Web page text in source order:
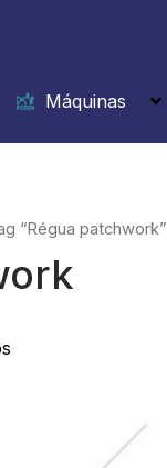
Máquinas
“Régua patchwork”